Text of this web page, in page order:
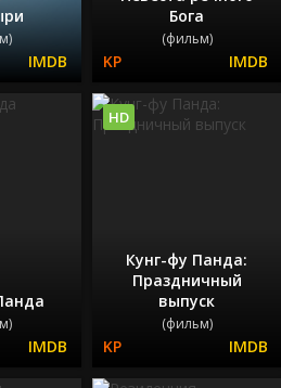
Бога
(фильм)
Кунг-фу Панда:
Праздничный
выпуск
(фильм)
HD